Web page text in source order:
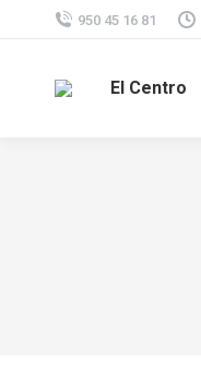
950 45 16 81
El Centro